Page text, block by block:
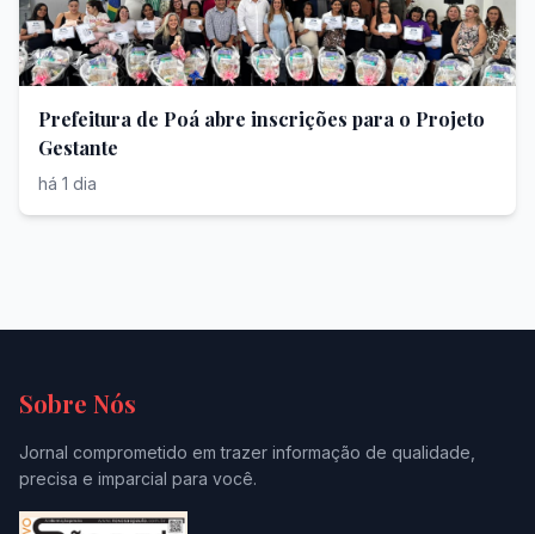
Prefeitura de Poá abre inscrições para o Projeto
Gestante
há 1 dia
Sobre Nós
Jornal comprometido em trazer informação de qualidade,
precisa e imparcial para você.